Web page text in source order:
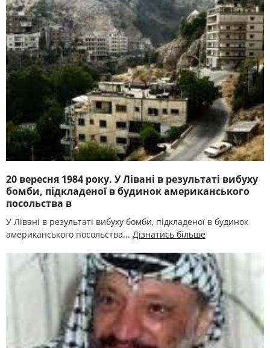
20 вересня 1984 року. У Лівані в результаті вибуху
бомби, підкладеної в будинок американського
посольства в
У Лівані в результаті вибуху бомби, підкладеної в будинок
американського посольства... Дізнатись більше